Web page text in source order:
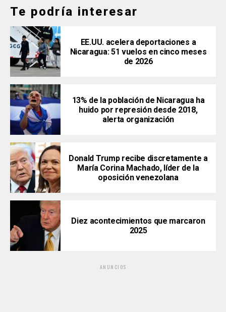
Te podría interesar
EE.UU. acelera deportaciones a
Nicaragua: 51 vuelos en cinco meses
de 2026
13% de la población de Nicaragua ha
huido por represión desde 2018,
alerta organización
Donald Trump recibe discretamente a
María Corina Machado, líder de la
oposición venezolana
Diez acontecimientos que marcaron
2025
ANUNCIOS